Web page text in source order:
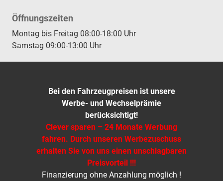
Öffnungszeiten
Montag bis Freitag 08:00-18:00 Uhr
Samstag 09:00-13:00 Uhr
Bei den Fahrzeugpreisen ist unsere
Werbe- und Wechselprämie
berücksichtigt!
Clever sparen – 24 Monate Werbung
fahren. Durch unseren Werbezuschuss
erhalten Sie von uns einen unschlagbaren
Preisvorteil !!!
Finanzierung ohne Anzahlung möglich !